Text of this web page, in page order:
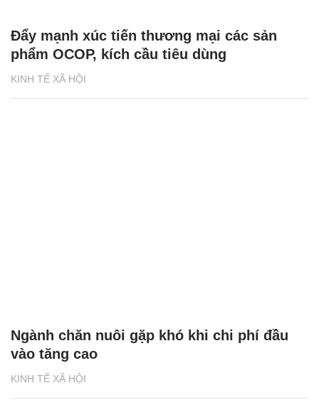
KINH TẾ XÃ HỘI
Đẩy mạnh xúc tiến thương mại các sản
phẩm OCOP, kích cầu tiêu dùng
KINH TẾ XÃ HỘI
Ngành chăn nuôi gặp khó khi chi phí đầu
vào tăng cao